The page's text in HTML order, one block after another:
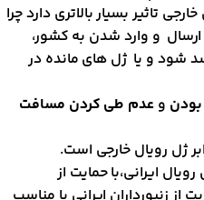
تاثیر بسیار بالاتری دارد چرا
و وارد شدن به کشور،
شود و یا ژل های مانده در
و عدم طی کردن مسافت
ژل رویال خارجی است.
ایرانی،با حمایت از
از زنبورداران ایرانی با مناسب